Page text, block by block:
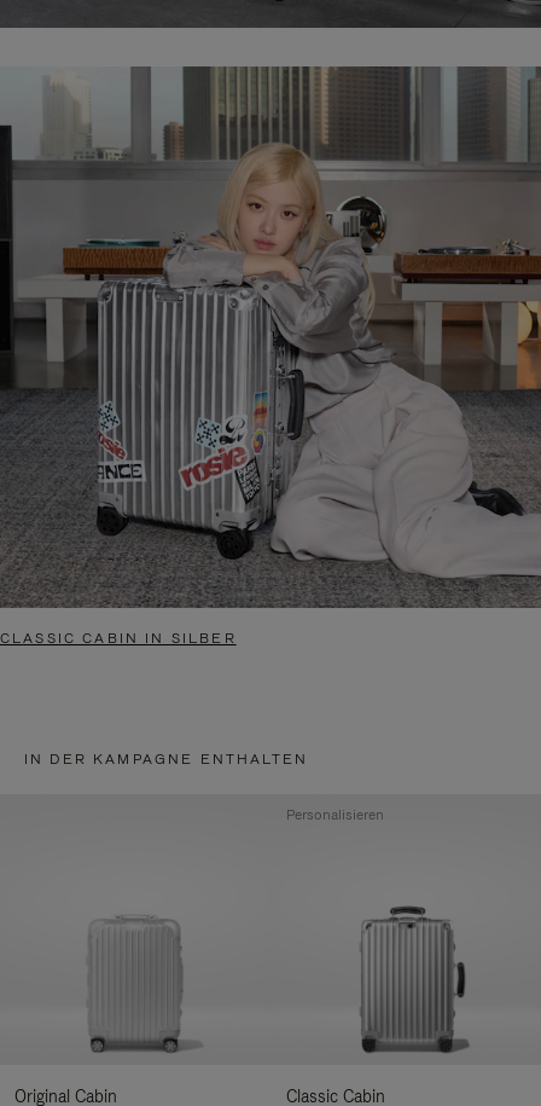
CLASSIC CABIN IN SILBER
IN DER KAMPAGNE ENTHALTEN
Original Cabin
Classic Cabin
Personalisieren